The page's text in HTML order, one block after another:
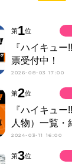
第1位
『ハイキュ
票受付中！
2026-08-03 17:00
第2位
『ハイキュ
人物）一覧・
2024-03-11 16:00
第3位